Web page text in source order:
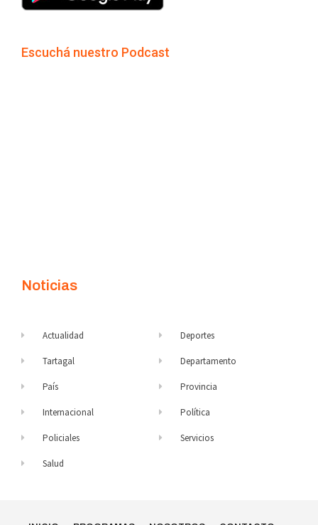
Escuchá nuestro Podcast
Noticias
Actualidad
Tartagal
País
Internacional
Policiales
Salud
Deportes
Departamento
Provincia
Política
Servicios